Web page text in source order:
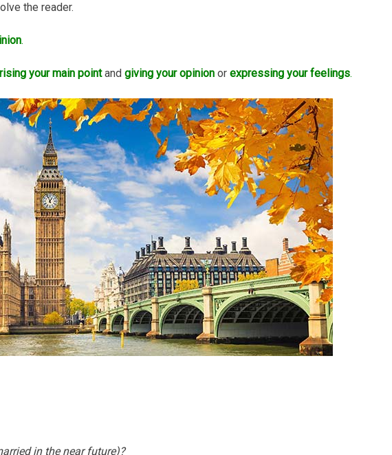
the reader.
.
your main pointand giving your opinionor expressing your feelings.
in the near future)?